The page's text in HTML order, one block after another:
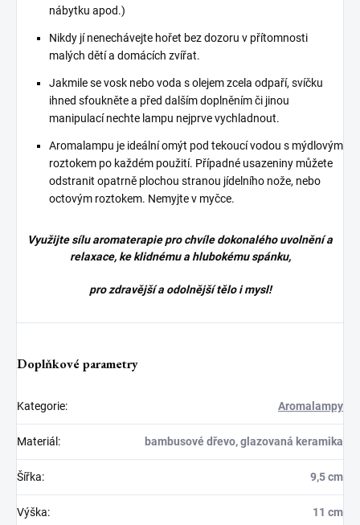
nábytku apod.)
Nikdy jí nenechávejte hořet bez dozoru v přítomnosti
malých dětí a domácích zvířat.
Jakmile se vosk nebo voda s olejem zcela odpaří, svíčku
ihned sfoukněte a před dalším doplněním či jinou
manipulací nechte lampu nejprve vychladnout.
Aromalampu je ideální omýt pod tekoucí vodou s mýdlovým
roztokem po každém použití. Případné usazeniny můžete
odstranit opatrně plochou stranou jídelního nože, nebo
octovým roztokem. Nemyjte v myčce.
Využijte sílu aromaterapie pro chvíle dokonalého uvolnění a
relaxace, ke klidnému a hlubokému spánku,
pro zdravější a odolnější tělo i mysl!
Doplňkové parametry
Kategorie: Aromalampy
Materiál : bambusové dřevo, glazovaná keramika
Šířka: 9,5 cm
Výška: 11 cm